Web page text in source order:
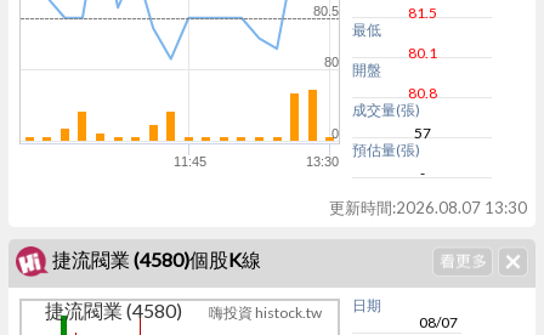
11:45 13:30
80
80.5
0
81.5
最低
80.1
開盤
80.8
成交量(張)
57
預估量(張)
-
更新時間:2026.08.07 13:30
捷流閥業 (4580)個股K線
捷流閥業 (4580) 嗨投資 histock.tw
日期
08/07